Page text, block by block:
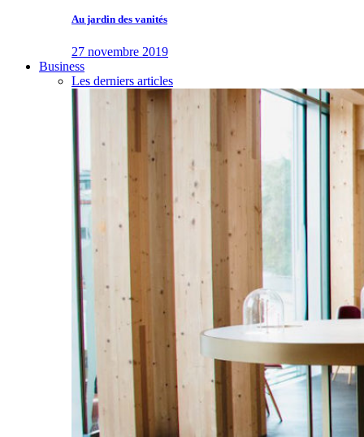
Au jardin des vanités
27 novembre 2019
Business
Les derniers articles